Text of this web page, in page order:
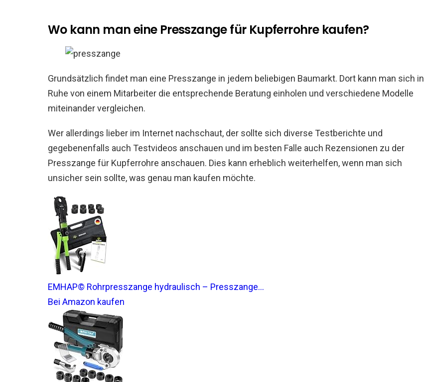
Wo kann man eine Presszange für Kupferrohre kaufen?
Grundsätzlich findet man eine Presszange in jedem beliebigen Baumarkt. Dort kann man sich in
Ruhe von einem Mitarbeiter die entsprechende Beratung einholen und verschiedene Modelle
miteinander vergleichen.
Wer allerdings lieber im Internet nachschaut, der sollte sich diverse Testberichte und
gegebenenfalls auch Testvideos anschauen und im besten Falle auch Rezensionen zu der
Presszange für Kupferrohre anschauen. Dies kann erheblich weiterhelfen, wenn man sich
unsicher sein sollte, was genau man kaufen möchte.
EMHAP© Rohrpresszange hydraulisch – Presszange...
Bei Amazon kaufen